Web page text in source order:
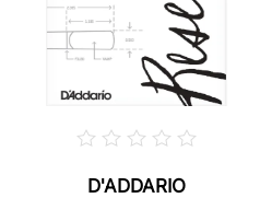
D'ADDARIO